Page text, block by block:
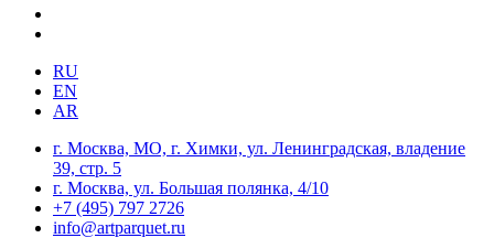
RU
EN
AR
г. Москва, МО, г. Химки, ул. Ленинградская, владение
39, стр. 5
г. Москва, ул. Большая полянка, 4/10
+7 (495) 797 2726
info@artparquet.ru